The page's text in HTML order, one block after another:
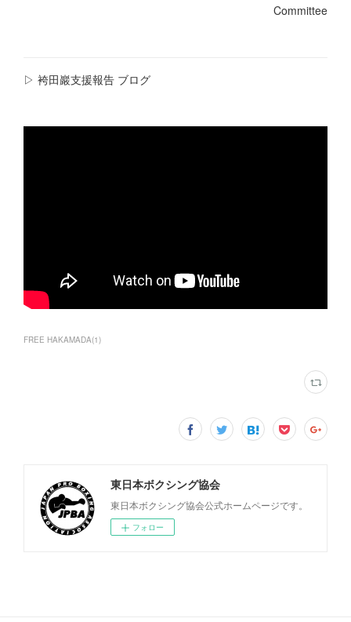
Committee
▷ 袴田巖支援報告 ブログ
FREE HAKAMADA(1)
東日本ボクシング協会
東日本ボクシング協会公式ホームページです。
フォロー